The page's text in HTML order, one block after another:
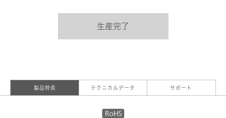
生産完了
製品特長 テクニカルデータ サポート